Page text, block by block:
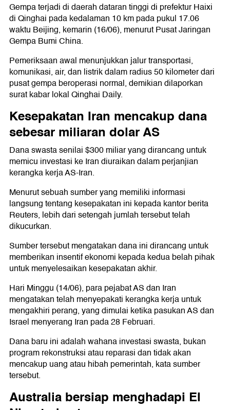
Gempa terjadi di daerah dataran tinggi di prefektur Haixi
di Qinghai pada kedalaman 10 km pada pukul 17.06
waktu Beijing, kemarin (16/06), menurut Pusat Jaringan
Gempa Bumi China.
Pemeriksaan awal menunjukkan jalur transportasi,
komunikasi, air, dan listrik dalam radius 50 kilometer dari
pusat gempa beroperasi normal, demikian dilaporkan
surat kabar lokal Qinghai Daily.
Kesepakatan Iran mencakup dana
sebesar miliaran dolar AS
Dana swasta senilai $300 miliar yang dirancang untuk
memicu investasi ke Iran diuraikan dalam perjanjian
kerangka kerja AS-Iran.
Menurut sebuah sumber yang memiliki informasi
langsung tentang kesepakatan ini kepada kantor berita
Reuters, lebih dari setengah jumlah tersebut telah
dikucurkan.
Sumber tersebut mengatakan dana ini dirancang untuk
memberikan insentif ekonomi kepada kedua belah pihak
untuk menyelesaikan kesepakatan akhir.
Hari Minggu (14/06), para pejabat AS dan Iran
mengatakan telah menyepakati kerangka kerja untuk
mengakhiri perang, yang dimulai ketika pasukan AS dan
Israel menyerang Iran pada 28 Februari.
Dana baru ini adalah wahana investasi swasta, bukan
program rekonstruksi atau reparasi dan tidak akan
mencakup uang atau hibah pemerintah, kata sumber
tersebut.
Australia bersiap menghadapi El